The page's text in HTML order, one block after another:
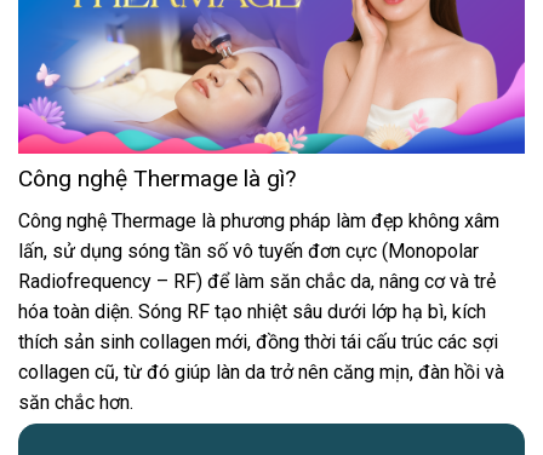
Công nghệ Thermage là gì?
Công nghệ Thermage là phương pháp làm đẹp không xâm
lấn, sử dụng sóng tần số vô tuyến đơn cực (Monopolar
Radiofrequency – RF) để làm săn chắc da, nâng cơ và trẻ
hóa toàn diện. Sóng RF tạo nhiệt sâu dưới lớp hạ bì, kích
thích sản sinh collagen mới, đồng thời tái cấu trúc các sợi
collagen cũ, từ đó giúp làn da trở nên căng mịn, đàn hồi và
săn chắc hơn.